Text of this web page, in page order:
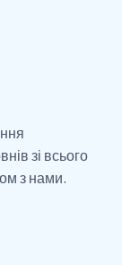
зі всього
з нами.